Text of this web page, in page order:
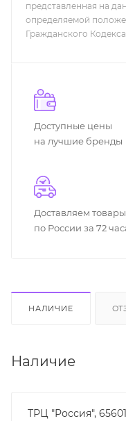
представленная на
определяемой
Гражданского
Доступные цены
на лучшие бренды
Доставляем товары
по России за 72
НАЛИЧИЕ
Наличие
ТРЦ "Россия",